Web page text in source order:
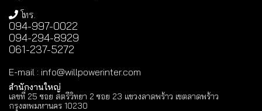
โทร.
094-997-0022
094-294-8929
061-237-5272
E-mail : info@willpowerinter.com
สำนักงานใหญ่
เลขที่ 25 ซอย สตรีวิทยา 2 ซอย 23 แขวงลาดพร้าว เขตลาดพร้าว
กรุงเทพมหานคร 10230